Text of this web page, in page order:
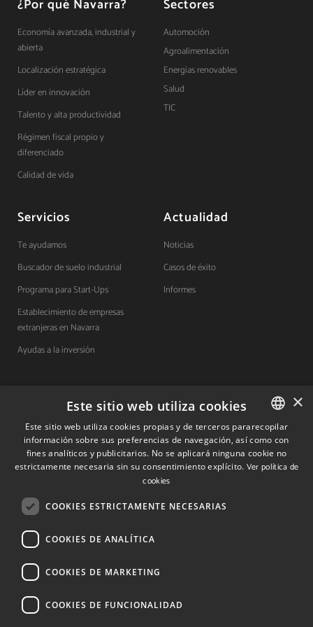
¿Por qué Navarra?
Economía avanzada, industrial y
abierta
Localización estratégica
Líder en innovación
Talento y alta productividad
Régimen fiscal propio y
diferenciado
Calidad de vida
Sectores
Automoción
Agroalimentación
Energías renovables
Salud
TIC
Servicios
Te ayudamos
Buscador de suelo industrial
Programa para Start-Ups
Establecimiento de empresas
extranjeras en Navarra
Ayudas a la inversión
Actualidad
Noticias
Casos de éxito
Informes
Contacto
Quiénes somos
Cuéntanos tu proyecto
(+34) 848 42 19 42
info@investinnavarra.com
Pamplona, Navarra.
SPANISH
SPANISH
×
Este sitio web utiliza cookies
Este sitio web utiliza cookies propias y de terceros pararecopilar
información sobre sus preferencias de navegación, así como con
fines analíticos y publicitarios. No se aplicará ninguna cookie no
estrictamente necesaria sin su consentimiento explícito. Ver política de
cookies
COOKIES ESTRICTAMENTE NECESARIAS
COOKIES DE ANALÍTICA
COOKIES DE MARKETING
COOKIES DE FUNCIONALIDAD